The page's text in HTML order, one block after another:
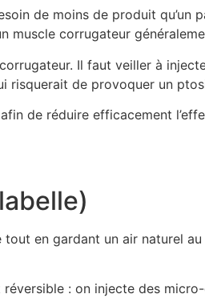
de moins de produit qu’un
muscle corrugateur
Il faut veiller à
risquerait de provoquer un
de réduire efficacement
en gardant un air naturel
: on injecte des